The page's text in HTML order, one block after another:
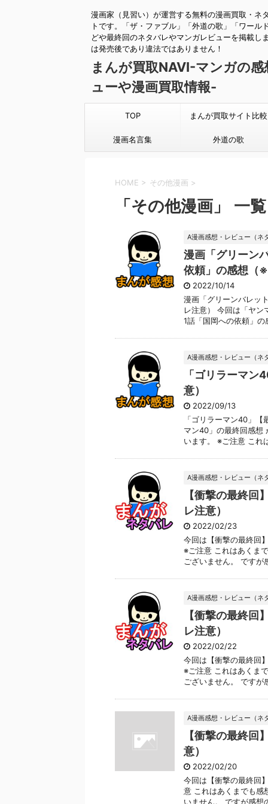
漫画家（見習い）が運営する無料の漫画買取・ネ
トです。「ザ・ファブル」「外道の歌」「ワール
どや最終回のネタバレやマンガレビューを掲載し
は発売後であり違法ではありません！
まんが買取NAVI-マンガの感
ューや漫画買取情報-
TOP まんが買取サイト比較
漫画名言集 外道の歌
HOME > その他漫画 >
「その他漫画」 一覧
A漫画感想・レビュー（ネ
漫画「グリーン
依頼」の感想（
2022/10/14
漫画「グリーンバレッ
レ注意） 今回は「ヤ
1話「国岡への依頼」
A漫画感想・レビュー（ネ
「ゴリラーマ
意）
2022/09/13
「ゴリラーマン40」
マン40」の最終回感想
います。 ※ご注意 これ
A漫画感想・レビュー（ネ
【衝撃の最終
レ注意）
2022/02/23
今回は【衝撃の最終回
※ご注意 これはあくま
ございません。 ですが
A漫画感想・レビュー（ネ
【衝撃の最終
レ注意）
2022/02/22
今回は【衝撃の最終回
※ご注意 これはあくま
ございません。 ですが
A漫画感想・レビュー（ネ
【衝撃の最終
意）
2022/02/20
今回は【衝撃の最終回
意 これはあくまでも感
いません。 ですが感想